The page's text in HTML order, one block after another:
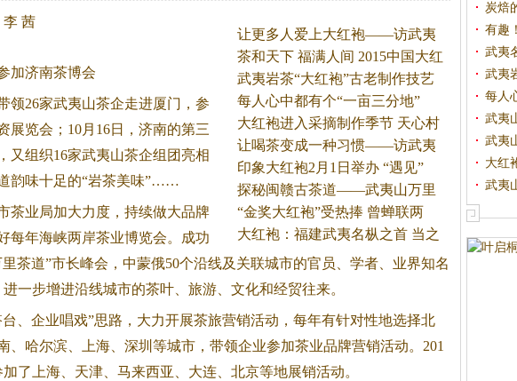
让更多人爱上大红袍——访武夷
山
茶和天下 福满人间 2015中国大红
武夷岩茶“大红袍”古老制作技艺
每人心中都有个“一亩三分地”
大红袍进入采摘制作季节 天心村
让喝茶变成一种习惯——访武夷
福
印象大红袍2月1日举办 “遇见”
探秘闽赣古茶道——武夷山万里
茶
“金奖大红袍”受热捧 曾蝉联两
大红袍：福建武夷名枞之首 当之
李 茜
加济南茶博会
领26家武夷山茶企走进厦门，参
展览会；10月16日，济南的第三
又组织16家武夷山茶企组团亮相
韵味十足的“岩茶美味”……
茶业局加大力度，持续做大品牌
每年海峡两岸茶业博览会。成功
茶道”市长峰会，中蒙俄50个沿线及关联城市的官员、学者、业界知名
一步增进沿线城市的茶叶、旅游、文化和经贸往来。
、企业唱戏”思路，大力开展茶旅营销活动，每年有针对性地选择北
、哈尔滨、上海、深圳等城市，带领企业参加茶业品牌营销活动。201
了上海、天津、马来西亚、大连、北京等地展销活动。
炭焙
有趣
武夷
武夷
每人
武夷
武夷
大红
武夷